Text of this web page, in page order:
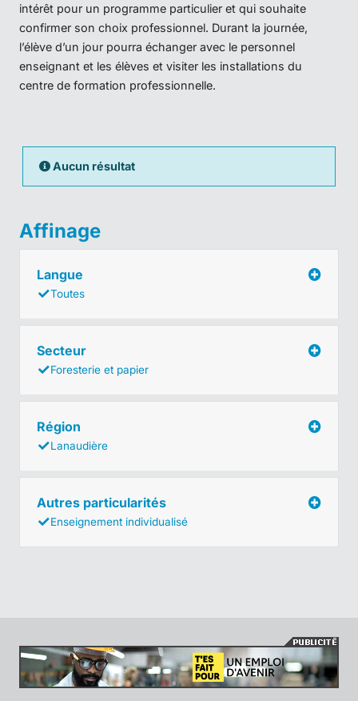
intérêt pour un programme particulier et qui souhaite
confirmer son choix professionnel. Durant la journée,
l’élève d’un jour pourra échanger avec le personnel
enseignant et les élèves et visiter les installations du
centre de formation professionnelle.
Aucun résultat
Affinage
Langue
Toutes
Secteur
Foresterie et papier
Région
Lanaudière
Autres particularités
Enseignement individualisé